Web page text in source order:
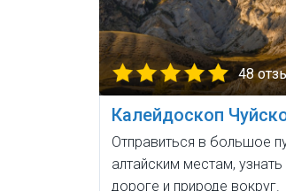
48
Калейдоскоп
Отправиться в большое
алтайским местам,
дороге и природе вокруг.